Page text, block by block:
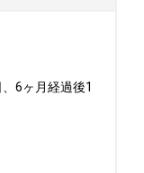
6ヶ月経過後1